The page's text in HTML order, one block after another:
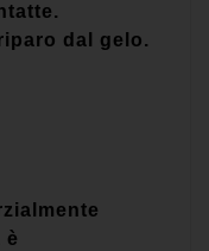
dal gelo.
è